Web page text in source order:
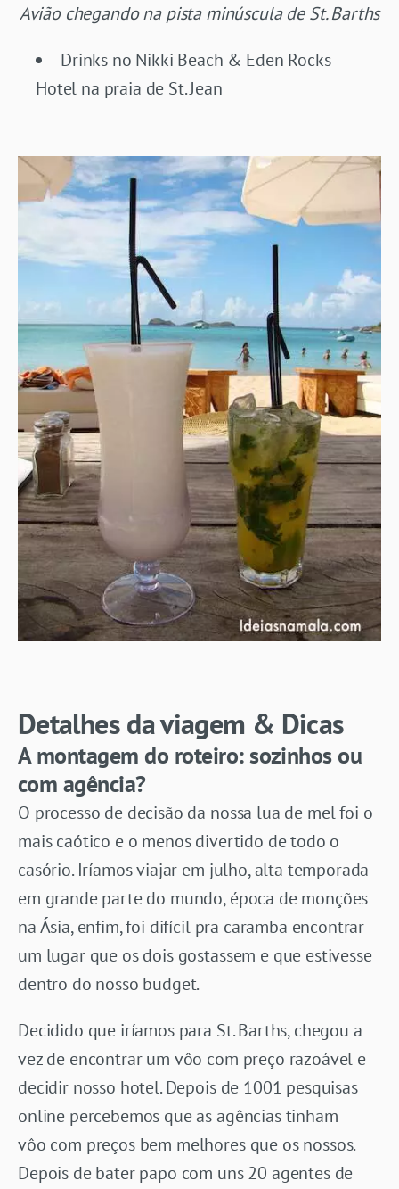
Avião chegando na pista minúscula de St. Barths
Drinks no Nikki Beach & Eden Rocks
Hotel na praia de St. Jean
Detalhes da viagem & Dicas
A montagem do roteiro: sozinhos ou
com agência?
O processo de decisão da nossa lua de mel foi o
mais caótico e o menos divertido de todo o
casório. Iríamos viajar em julho, alta temporada
em grande parte do mundo, época de monções
na Ásia, enfim, foi difícil pra caramba encontrar
um lugar que os dois gostassem e que estivesse
dentro do nosso budget.
Decidido que iríamos para St. Barths, chegou a
vez de encontrar um vôo com preço razoável e
decidir nosso hotel. Depois de 1001 pesquisas
online percebemos que as agências tinham
vôo com preços bem melhores que os nossos.
Depois de bater papo com uns 20 agentes de